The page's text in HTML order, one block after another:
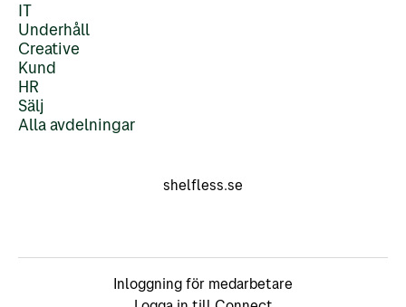
IT
Underhåll
Creative
Kund
HR
Sälj
Alla avdelningar
shelfless.se
Inloggning för medarbetare